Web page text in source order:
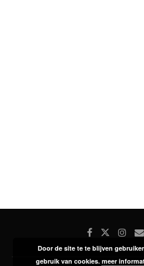
Door de site te te blijven
gebruik van cookies.meer